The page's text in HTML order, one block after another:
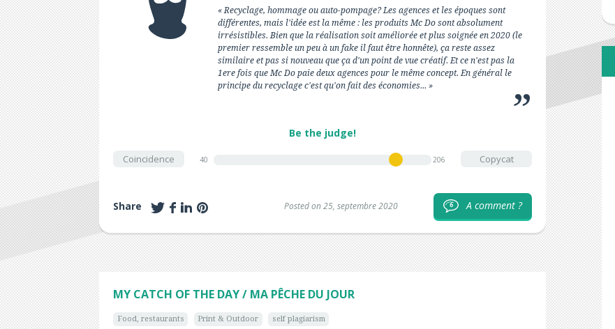
« Recyclage, hommage ou auto-pompage? Les agences et les époques sont
différentes, mais l'idée est la même : les produits Mc Do sont absolument
irrésistibles. Bien que la réalisation soit améliorée et plus soignée en 2020 (le
premier ressemble un peu à un fake il faut être honnête), ça reste assez
similaire et pas si nouveau que ça d'un point de vue créatif. Et ce n'est pas la
1ere fois que Mc Do paie deux agences pour le même concept. En général le
principe du recyclage c'est qu'on fait des économies... »
Be the judge!
Coincidence 40 206 Copycat
Share Posted on 25, septembre 2020 6 A comment ?
MY CATCH OF THE DAY / MA PÊCHE DU JOUR
Food, restaurants Print & Outdoor self plagiarism